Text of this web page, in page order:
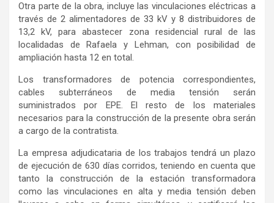
Otra parte de la obra, incluye las vinculaciones eléctricas a
través de 2 alimentadores de 33 kV y 8 distribuidores de
13,2 kV, para abastecer zona residencial rural de las
localidadas de Rafaela y Lehman, con posibilidad de
ampliación hasta 12 en total.
Los transformadores de potencia correspondientes,
cables subterráneos de media tensión serán
suministrados por EPE. El resto de los materiales
necesarios para la construcción de la presente obra serán
a cargo de la contratista.
La empresa adjudicataria de los trabajos tendrá un plazo
de ejecución de 630 días corridos, teniendo en cuenta que
tanto la construcción de la estación transformadora
como las vinculaciones en alta y media tensión deben